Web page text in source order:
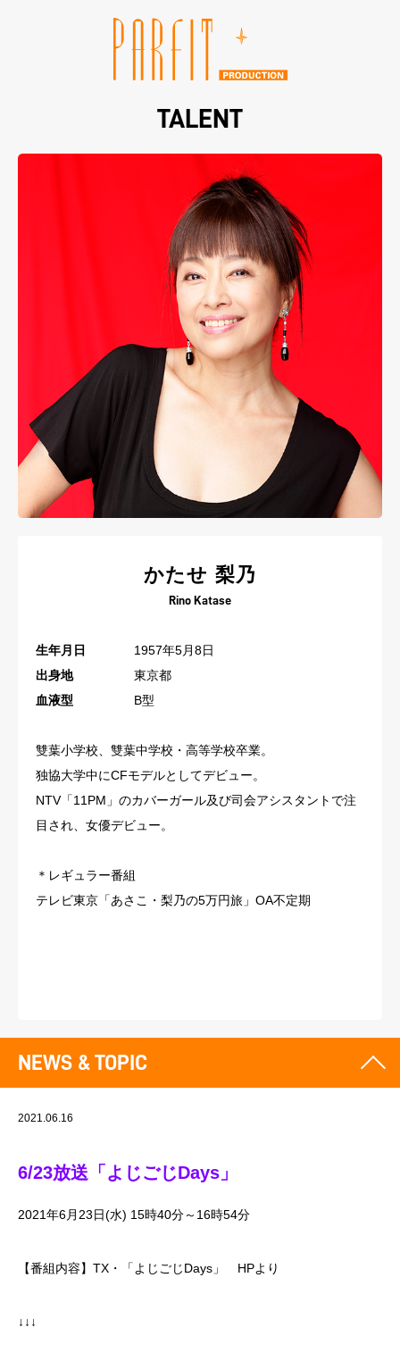
TALENT
かたせ 梨乃
Rino Katase
生年月日
1957年5月8日
出身地
東京都
血液型
B型
雙葉小学校、雙葉中学校・高等学校卒業。
独協大学中にCFモデルとしてデビュー。
NTV「11PM」のカバーガール及び司会アシスタントで注
目され、女優デビュー。
＊レギュラー番組
テレビ東京「あさこ・梨乃の5万円旅」OA不定期
NEWS & TOPIC
2021.06.16
6/23放送「よじごじDays」
2021年6月23日(水) 15時40分～16時54分
【番組内容】TX・「よじごじDays」 HPより
↓↓↓